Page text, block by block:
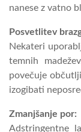
nanese z vatno
Posvetlitev
Nekateri
temnih
povečuje
izogibati
Zmanjšanje por:
Adstringentne